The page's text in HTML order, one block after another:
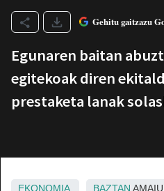
Gehitu gaitzazu
Egunaren baitan
egitekoak diren
prestaketa lanak
EKONOMIA BAZTAN